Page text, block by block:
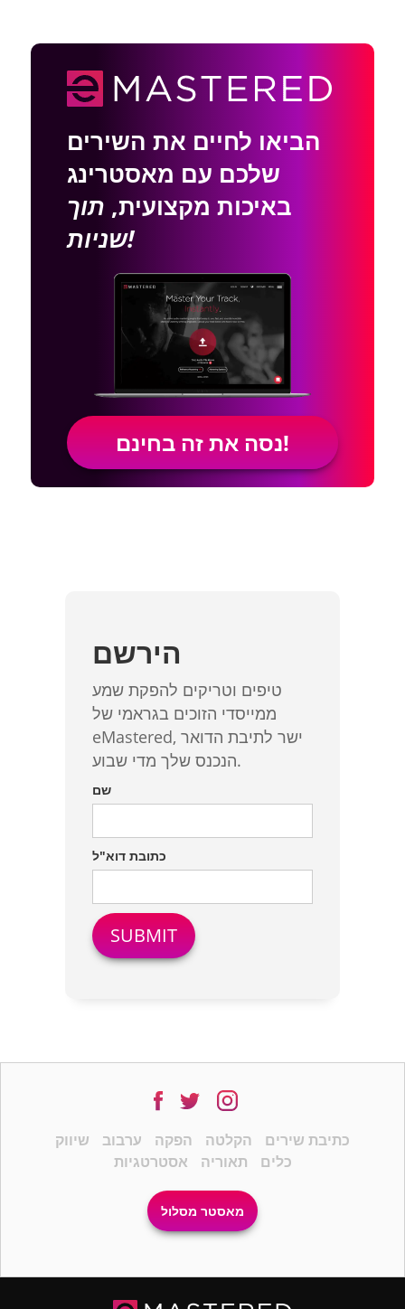
הביאו לחיים את השירים
שלכם עם מאסטרינג
באיכות מקצועית, תוך
שניות!
נסה את זה בחינם!
הירשם
טיפים וטריקים להפקת שמע
ממייסדי הזוכים בגראמי של
eMastered, ישר לתיבת הדואר
הנכנס שלך מדי שבוע.
שם
כתובת דוא"ל
שיווק ערבוב הפקה הקלטה
כתיבת שירים
אסטרטגיות
תאוריה כלים
מאסטר מסלול